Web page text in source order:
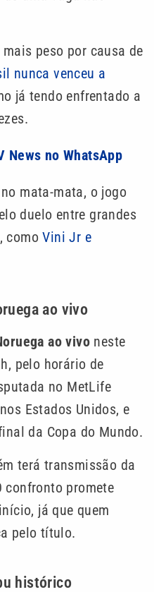
peso por causa de
nunca venceu a
já tendo enfrentado a
News no WhatsApp
mata-mata, o jogo
duelo entre grandes
comoVini Jr e
ao vivo
ao vivo neste
pelo horário de
no MetLife
Estados Unidos, e
da Copa do Mundo.
terá transmissão da
confronto promete
já que quem
pelo título.
histórico